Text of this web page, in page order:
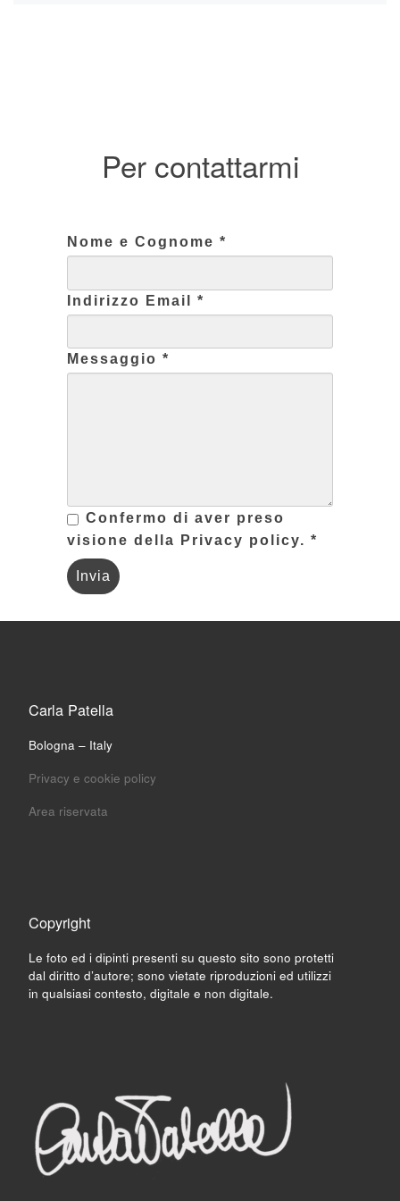
Per contattarmi
Nome e Cognome *
Indirizzo Email *
Messaggio *
Confermo di aver preso
visione della Privacy policy. *
Carla Patella
Bologna – Italy
Privacy e cookie policy
Area riservata
Copyright
Le foto ed i dipinti presenti su questo sito sono protetti
dal diritto d’autore; sono vietate riproduzioni ed utilizzi
in qualsiasi contesto, digitale e non digitale.